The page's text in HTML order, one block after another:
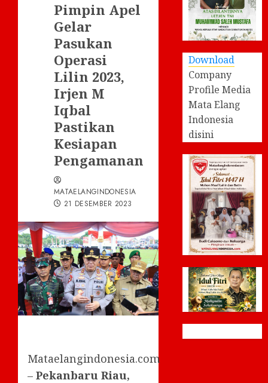
Pimpin Apel
Gelar
Pasukan
Operasi
Lilin 2023,
Irjen M
Iqbal
Pastikan
Kesiapan
Pengamanan
MATAELANGINDONESIA
21 DESEMBER 2023
Mataelangindonesia.com
– Pekanbaru Riau,
Download
Company
Profile Media
Mata Elang
Indonesia
disini